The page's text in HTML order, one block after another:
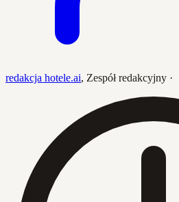
redakcja hotele.ai, Zespół redakcyjny ·